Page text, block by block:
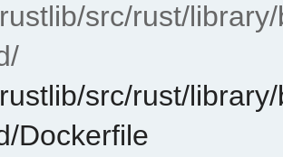
src/rust/
src/rust/
Dockerfile